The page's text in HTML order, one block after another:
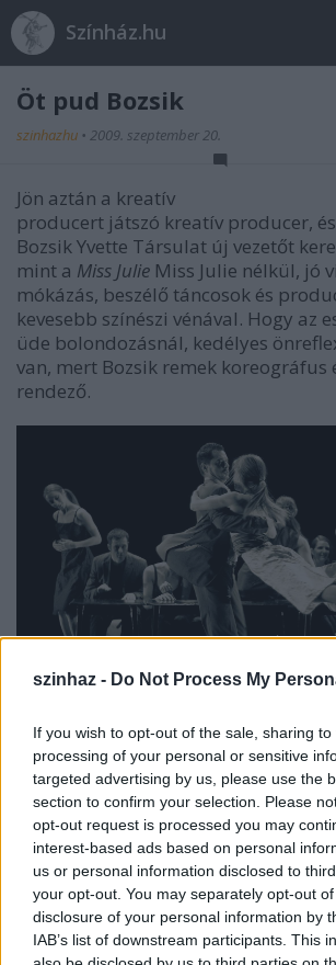
szinhaz - Do Not Process My
If you wish to opt-out of the sale, sharing
processing of your personal or sensitive
targeted advertising by us, please use the
section to confirm your selection. Please
opt-out request is processed you may
interest-based ads based on personal
us or personal information disclosed to
your opt-out. You may separately opt-out
disclosure of your personal information by
IAB’s list of downstream participants. This
Színház.hu
Öt pud Bozsik
szinhazhu • 2009. szeptember 20.
Jön aztán a kreatív
producert játszó kreatív producer,
Bozsik Yvette Társulat új vezetőt
mint a Miss Julie Miss Julie nélkül, jó
mókázás, beszélő táncosok és
kevesebb színészi vénával. Hogy az
üde bolondozásnál, kedélyes
van, mert Bozsik remek koreográfus
rendező.
fotó:Horváth Judit© Bozsik Yvette
Forte kezdik, piano végzik, sok
kevés cselekmény, öt pud szerelem.
önreflexió (legalább), meg humor és
korízlés és belterj, és olykor-olykor
is, rólunk is szól, akik a nézőtéren
főszerep, persze, a színpadra sem